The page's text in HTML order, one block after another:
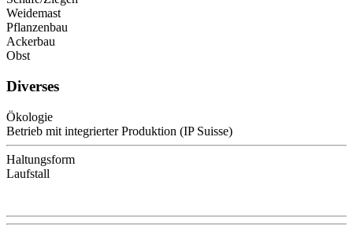
Weidemast
Pflanzenbau
Ackerbau
Obst
Diverses
Ökologie
Betrieb mit integrierter Produktion (IP Suisse)
Haltungsform
Laufstall